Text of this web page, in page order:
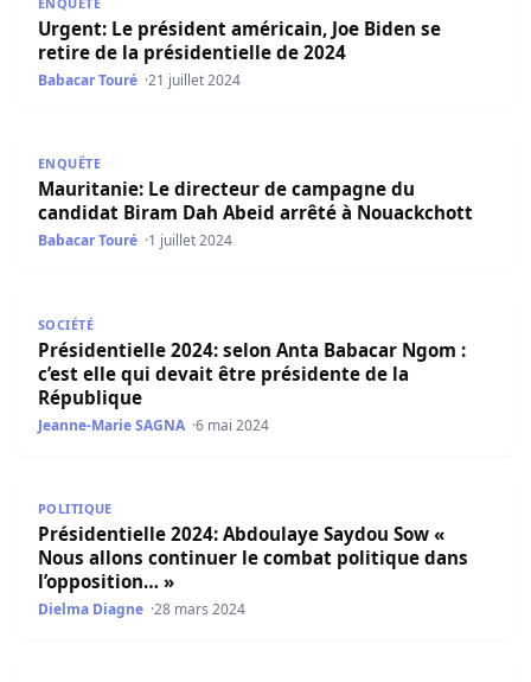
Urgent: Le président américain, Joe Biden se
retire de la présidentielle de 2024
Babacar Touré 21 juillet 2024
ENQUÊTE
Mauritanie: Le directeur de campagne du
candidat Biram Dah Abeid arrêté à Nouackchott
Babacar Touré 1 juillet 2024
SOCIÉTÉ
Présidentielle 2024: selon Anta Babacar Ngom :
c’est elle qui devait être présidente de la
République
Jeanne-Marie SAGNA 6 mai 2024
POLITIQUE
Présidentielle 2024: Abdoulaye Saydou Sow «
Nous allons continuer le combat politique dans
l’opposition… »
Dielma Diagne 28 mars 2024